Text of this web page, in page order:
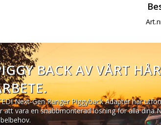
BACK AV VÅRT
Next-Gen Ranger Piggyback Adapter har
att vara en snabbmonterad lösning för alla dina